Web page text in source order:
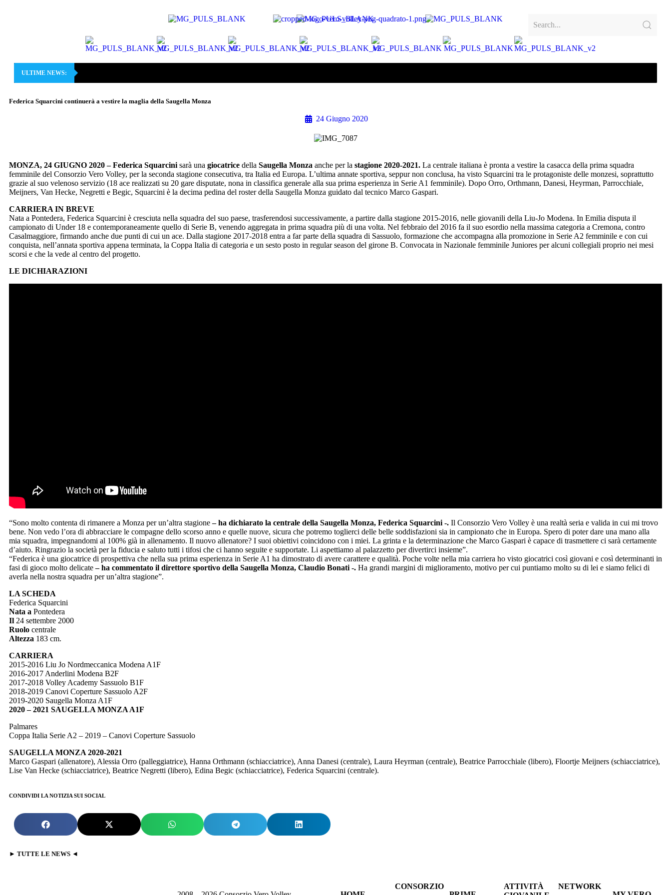
ULTIME NEWS:
Federica Squarcini continuerà a vestire la maglia della Saugella Monza
24 Giugno 2020
MONZA, 24 GIUGNO 2020 – Federica Squarcini sarà una giocatrice della Saugella Monza anche per la stagione 2020-2021. La centrale italiana è pronta a vestire la casacca della prima squadra
femminile del Consorzio Vero Volley, per la seconda stagione consecutiva, tra Italia ed Europa. L’ultima annate sportiva, seppur non conclusa, ha visto Squarcini tra le protagoniste delle monzesi, soprattutto
grazie al suo velenoso servizio (18 ace realizzati su 20 gare disputate, nona in classifica generale alla sua prima esperienza in Serie A1 femminile). Dopo Orro, Orthmann, Danesi, Heyrman, Parrocchiale,
Meijners, Van Hecke, Negretti e Begic, Squarcini è la decima pedina del roster della Saugella Monza guidato dal tecnico Marco Gaspari.
CARRIERA IN BREVE
Nata a Pontedera, Federica Squarcini è cresciuta nella squadra del suo paese, trasferendosi successivamente, a partire dalla stagione 2015-2016, nelle giovanili della Liu-Jo Modena. In Emilia disputa il
campionato di Under 18 e contemporaneamente quello di Serie B, venendo aggregata in prima squadra più di una volta. Nel febbraio del 2016 fa il suo esordio nella massima categoria a Cremona, contro
Casalmaggiore, firmando anche due punti di cui un ace. Dalla stagione 2017-2018 entra a far parte della squadra di Sassuolo, formazione che accompagna alla promozione in Serie A2 femminile e con cui
conquista, nell’annata sportiva appena terminata, la Coppa Italia di categoria e un sesto posto in regular season del girone B. Convocata in Nazionale femminile Juniores per alcuni collegiali proprio nei mesi
scorsi e che la vede al centro del progetto.
LE DICHIARAZIONI
“Sono molto contenta di rimanere a Monza per un’altra stagione– ha dichiarato la centrale della Saugella Monza, Federica Squarcini -. Il Consorzio Vero Volley è una realtà seria e valida in cui mi trovo
bene. Non vedo l’ora di abbracciare le compagne dello scorso anno e quelle nuove, sicura che potremo toglierci delle belle soddisfazioni sia in campionato che in Europa. Spero di poter dare una mano alla
mia squadra, impegnandomi al 100% già in allenamento. Il nuovo allenatore? I suoi obiettivi coincidono con i miei. La grinta e la determinazione che Marco Gaspari è capace di trasmettere ci sarà certamente
d’aiuto. Ringrazio la società per la fiducia e saluto tutti i tifosi che ci hanno seguite e supportate. Li aspettiamo al palazzetto per divertirci insieme”.
“Federica è una giocatrice di prospettiva che nella sua prima esperienza in Serie A1 ha dimostrato di avere carattere e qualità. Poche volte nella mia carriera ho visto giocatrici così giovani e così determinanti in
fasi di gioco molto delicate– ha commentato il direttore sportivo della Saugella Monza, Claudio Bonati -. Ha grandi margini di miglioramento, motivo per cui puntiamo molto su di lei e siamo felici di
averla nella nostra squadra per un’altra stagione”.
LA SCHEDA
Federica Squarcini
Nata a Pontedera
Il 24 settembre 2000
Ruolo centrale
Altezza 183 cm.
CARRIERA
2015-2016 Liu Jo Nordmeccanica Modena A1F
2016-2017 Anderlini Modena B2F
2017-2018 Volley Academy Sassuolo B1F
2018-2019 Canovi Coperture Sassuolo A2F
2019-2020 Saugella Monza A1F
2020 – 2021 SAUGELLA MONZA A1F
Palmares
Coppa Italia Serie A2 – 2019 – Canovi Coperture Sassuolo
SAUGELLA MONZA 2020-2021
Marco Gaspari (allenatore), Alessia Orro (palleggiatrice), Hanna Orthmann (schiacciatrice), Anna Danesi (centrale), Laura Heyrman (centrale), Beatrice Parrocchiale (libero), Floortje Meijners (schiacciatrice),
Lise Van Hecke (schiacciatrice), Beatrice Negretti (libero), Edina Begic (schiacciatrice), Federica Squarcini (centrale).
CONDIVIDI LA NOTIZIA SUI SOCIAL
► TUTTE LE NEWS ◄
CONSORZIO
ATTIVITÀ
NETWORK